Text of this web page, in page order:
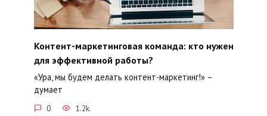
Контент-маркетинговая команда: кто нужен
для эффективной работы?
«Ура, мы будем делать контент-маркетинг!» –
думает
0 1.2k.